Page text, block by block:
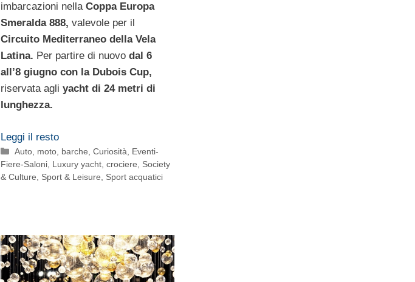
imbarcazioni nella Coppa Europa
Smeralda 888, valevole per il
Circuito Mediterraneo della Vela
Latina. Per partire di nuovo dal 6
all’8 giugno con la Dubois Cup,
riservata agli yacht di 24 metri di
lunghezza.
Leggi il resto
Categorie
Auto, moto, barche ,Curiosità
Eventi-
Fiere-Saloni, Luxury yacht, crociere
Society
& Culture
Sport & Leisure Sport acquatici